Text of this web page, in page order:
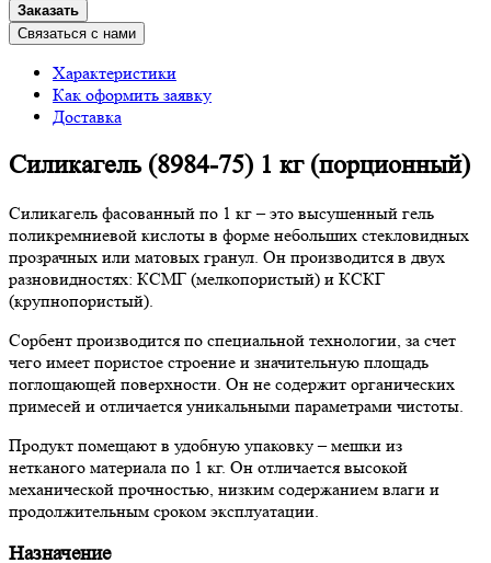
Заказать
Связаться с нами
Характеристики
Как оформить заявку
Доставка
Силикагель (8984-75) 1 кг (порционный)
Силикагель фасованный по 1 кг – это высушенный гель
поликремниевой кислоты в форме небольших стекловидных
прозрачных или матовых гранул. Он производится в двух
разновидностях: КСМГ (мелкопористый) и КСКГ
(крупнопористый).
Сорбент производится по специальной технологии, за счет
чего имеет пористое строение и значительную площадь
поглощающей поверхности. Он не содержит органических
примесей и отличается уникальными параметрами чистоты.
Продукт помещают в удобную упаковку – мешки из
нетканого материала по 1 кг. Он отличается высокой
механической прочностью, низким содержанием влаги и
продолжительным сроком эксплуатации.
Назначение